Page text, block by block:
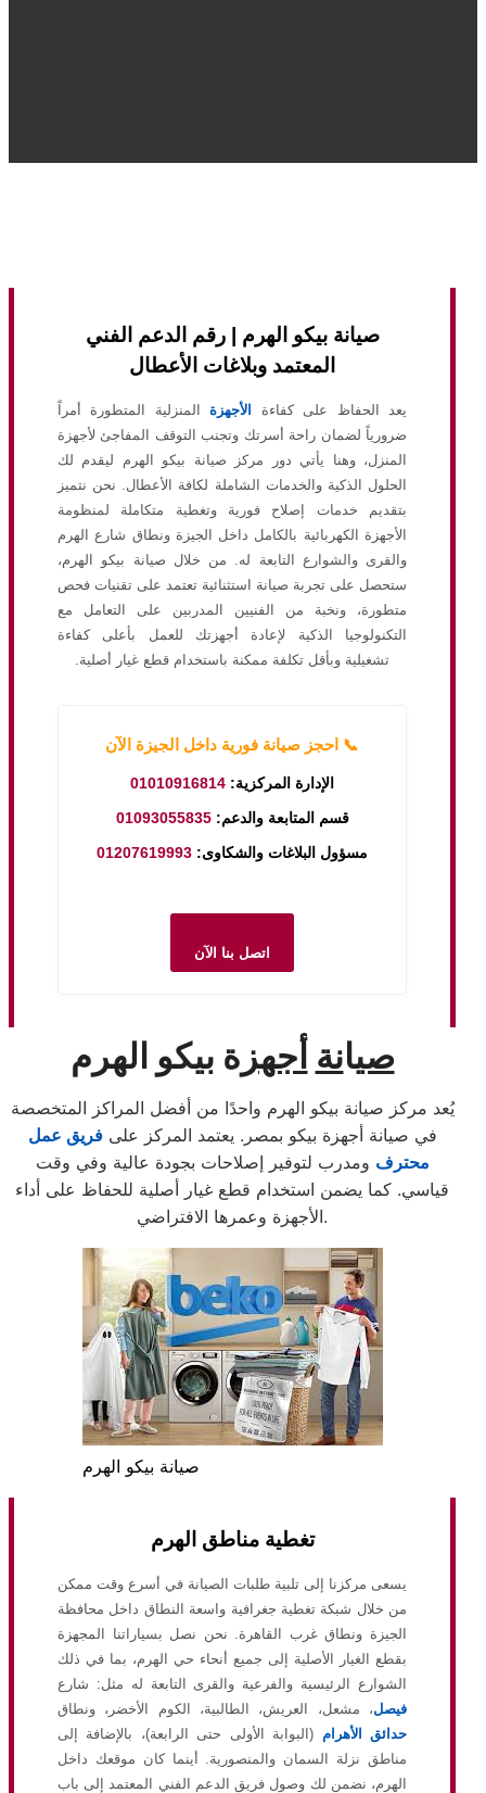
صيانة بيكو الهرم | رقم الدعم الفني
المعتمد وبلاغات الأعطال
يعد الحفاظ على كفاءة الأجهزةالمنزلية المتطورة أمراً
ضرورياً لضمان راحة أسرتك وتجنب التوقف المفاجئ لأجهزة
المنزل، وهنا يأتي دور مركز صيانة بيكو الهرم ليقدم لك
الحلول الذكية والخدمات الشاملة لكافة الأعطال. نحن نتميز
بتقديم خدمات إصلاح فورية وتغطية متكاملة لمنظومة
الأجهزة الكهربائية بالكامل داخل الجيزة ونطاق شارع الهرم
والقرى والشوارع التابعة له. من خلال صيانة بيكو الهرم،
ستحصل على تجربة صيانة استثنائية تعتمد على تقنيات فحص
متطورة، ونخبة من الفنيين المدربين على التعامل مع
التكنولوجيا الذكية لإعادة أجهزتك للعمل بأعلى كفاءة
تشغيلية وبأقل تكلفة ممكنة باستخدام قطع غيار أصلية.
📞 احجز صيانة فورية داخل الجيزة الآن
الإدارة المركزية: 01010916814
قسم المتابعة والدعم:01093055835
مسؤول البلاغات والشكاوى: 01207619993
اتصل بنا الآن
صيانة أجهز ة بيكو الهرم
يُعد مركز صيانة بيكو الهرم واحدًا من أفضل المراكز المتخصصة
في صيانة أجهزة بيكو بمصر. يعتمد المركز علىفريق عمل
محترف ومدرب لتوفير إصلاحات بجودة عالية وفي وقت
قياسي. كما يضمن استخدام قطع غيار أصلية للحفاظ على أداء
الأجهزة وعمرها الافتراضي.
صيانة بيكو الهرم
تغطية مناطق الهرم
يسعى مركزنا إلى تلبية طلبات الصيانة في أسرع وقت ممكن
من خلال شبكة تغطية جغرافية واسعة النطاق داخل محافظة
الجيزة ونطاق غرب القاهرة. نحن نصل بسياراتنا المجهزة
بقطع الغيار الأصلية إلى جميع أنحاء حي الهرم، بما في ذلك
الشوارع الرئيسية والفرعية والقرى التابعة له مثل: شارع
فيصل، مشعل، العريش، الطالبية، الكوم الأخضر، ونطاق
حدائق الأهرام (البوابة الأولى حتى الرابعة)، بالإضافة إلى
مناطق نزلة السمان والمنصورية. أينما كان موقعك داخل
الهرم، نضمن لك وصول فريق الدعم الفني المعتمد إلى باب